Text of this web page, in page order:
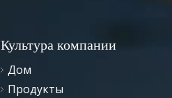
Культура компании
Дом
Продукты